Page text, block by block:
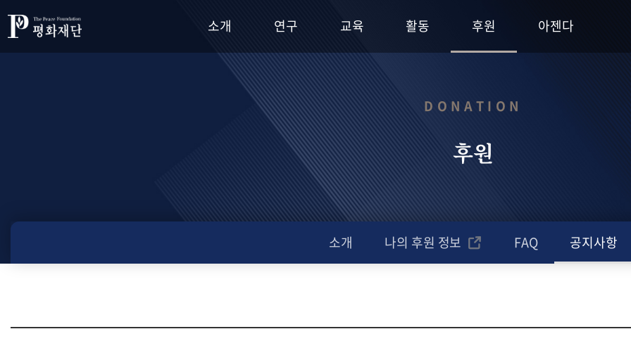
소개 연구 교육 활동 후원 아젠다
DONATION
후원
소개 나의 후원 정보 FAQ 공지사항